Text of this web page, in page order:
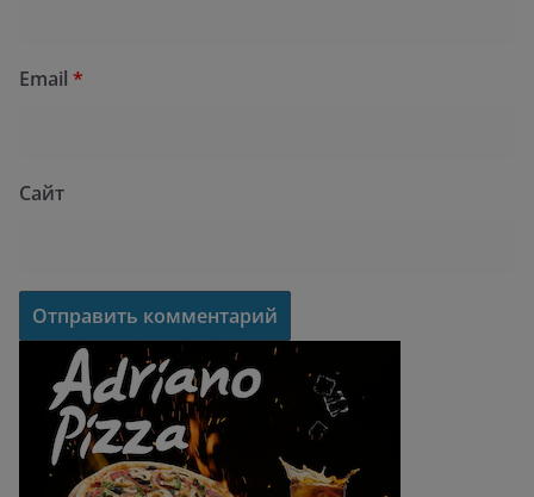
Email *
Сайт